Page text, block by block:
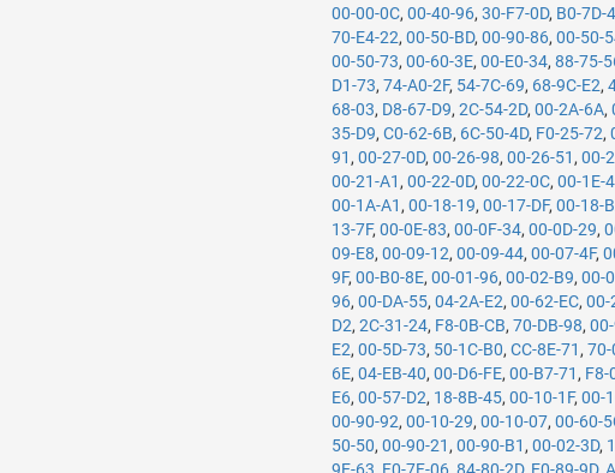
00-00-0C,00-40-96,30-F7-0D, B0-7D-
70-E4-22,00-50-BD,00-90-86,00-50-
00-50-73,00-60-3E,00-E0-34,88-75-
D1-73,74-A0-2F, 54-7C-69, 68-9C-E2,
68-03, D8-67-D9,2C-54-2D,00-2A-6A,
35-D9,C0-62-6B, 6C-50-4D, F0-25-72,
91 ,00-27-0D,00-26-98,00-26-51 ,00-
00-21-A1 ,00-22-0D,00-22-0C,00-1E-
00-1A-A1 ,00-18-19,00-17-DF,00-18-
13-7F,00-0E-83,00-0F-34,00-0D-29,
09-E8,00-09-12,00-09-44,00-07-4F,
9F,00-B0-8E,00-01-96,00-02-B9,00-
96,00-DA-55,04-2A-E2,00-62-EC,00-
D2,2C-31-24, F8-0B-CB,70-DB-98,
E2,00-5D-73, 50-1C-B0,CC-8E-71 ,70-
6E,04-EB-40,00-D6-FE,00-B7-71 , F8-
E6,00-57-D2, 18-8B-45,00-10-1F,00-
00-90-92,00-10-29,00-10-07,00-60-
50-50,00-90-21 ,00-90-B1 ,00-02-3D,